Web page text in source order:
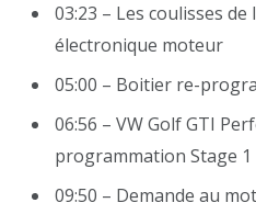
03:23 – Les coulisses
électronique moteur
05:00 – Boitier re-
06:56 – VW Golf GTI
programmation Stage 1
09:50 – Demande au